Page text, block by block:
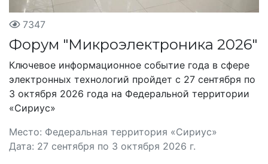
7347
Форум "Микроэлектроника 2026"
Ключевое информационное событие года в сфере
электронных технологий пройдет с 27 сентября по
3 октября 2026 года на Федеральной территории
«Сириус»
Место: Федеральная территория «Сириус»
Дата: 27 сентября по 3 октября 2026 г.